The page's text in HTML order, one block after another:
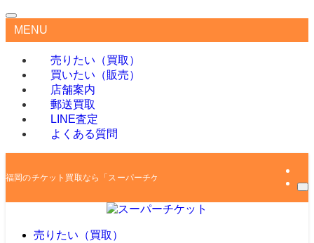
MENU
売りたい（買取）
買いたい（販売）
店舗案内
郵送買取
LINE査定
よくある質問
福岡のチケット買取なら「スーパーチケット」
売りたい（買取）